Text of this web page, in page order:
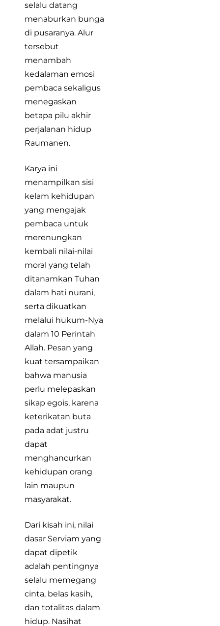
selalu datang
menaburkan bunga
di pusaranya. Alur
tersebut
menambah
kedalaman emosi
pembaca sekaligus
menegaskan
betapa pilu akhir
perjalanan hidup
Raumanen.
Karya ini
menampilkan sisi
kelam kehidupan
yang mengajak
pembaca untuk
merenungkan
kembali nilai-nilai
moral yang telah
ditanamkan Tuhan
dalam hati nurani,
serta dikuatkan
melalui hukum-Nya
dalam 10 Perintah
Allah. Pesan yang
kuat tersampaikan
bahwa manusia
perlu melepaskan
sikap egois, karena
keterikatan buta
pada adat justru
dapat
menghancurkan
kehidupan orang
lain maupun
masyarakat.
Dari kisah ini, nilai
dasar Serviam yang
dapat dipetik
adalah pentingnya
selalu memegang
cinta, belas kasih,
dan totalitas dalam
hidup. Nasihat